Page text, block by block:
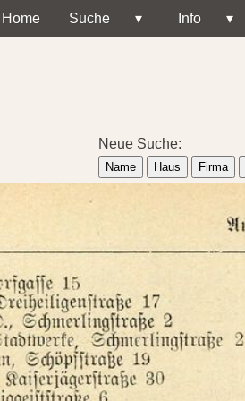
Home Suche ▾ Info ▾
Neue Suche:
Name Haus Firma